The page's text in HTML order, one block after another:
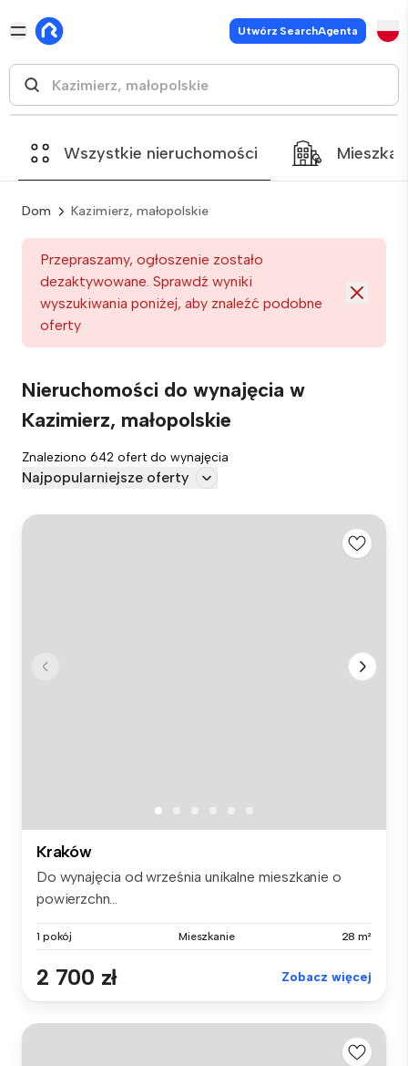
Utwórz SearchAgenta
Wszystkie nieruchomości
Dom Kazimierz, małopolskie
Przepraszamy, ogłoszenie zostało
dezaktywowane. Sprawdź wyniki
wyszukiwania poniżej, aby znaleźć podobne
oferty
Nieruchomości do wynajęcia w
Kazimierz, małopolskie
Znaleziono 642 ofert do wynajęcia
Najpopularniejsze oferty
Kraków
Do wynajęcia od września unikalne mieszkanie o
powierzchn...
1 pokój Mieszkanie 28 m²
2 700 zł Zobacz więcej